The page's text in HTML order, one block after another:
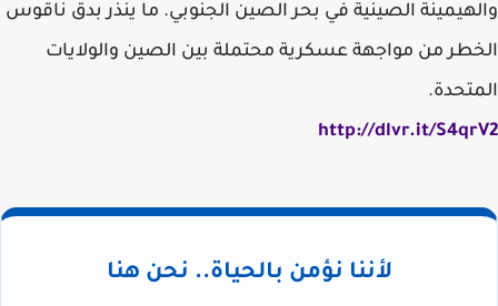
والهيمينة الصينية في بحر الصين الجنوبي. ما ينذر بدق ناقوس
الخطر من مواجهة عسكرية محتملة بين الصين والولايات
المتحدة.
http://dlvr.it/S4qrV2
لأننا نؤمن بالحياة.. نحن هنا